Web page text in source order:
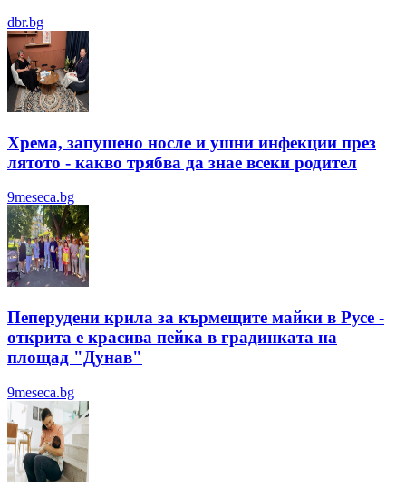
dbr.bg
Хрема, запушено носле и ушни инфекции през
лятотo - какво трябва да знае всеки родител
9meseca.bg
Пеперудени крила за кърмещите майки в Русе -
открита е красива пейка в градинката на
площад "Дунав"
9meseca.bg